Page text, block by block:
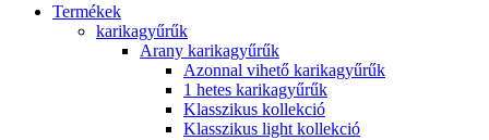
Termékek
karikagyűrűk
Arany karikagyűrűk
Azonnal vihető karikagyűrűk
1 hetes karikagyűrűk
Klasszikus kollekció
Klasszikus light kollekció